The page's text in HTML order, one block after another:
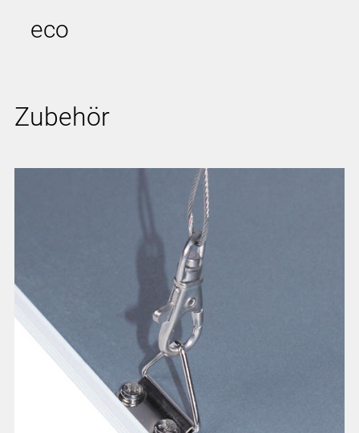
eco
Zubehör